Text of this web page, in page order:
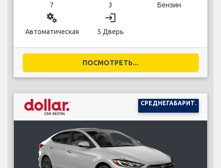
7 3 Бензин
miscellaneous_services
Автоматическая
login
5 Дверь
ПОСМОТРЕТЬ...
СРЕДНЕГАБАРИТ.